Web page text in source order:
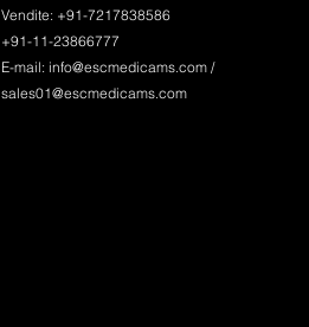
Vendite: +91-7217838586
+91-11-23866777
E-mail: info@escmedicams.com/
sales01@escmedicams.com